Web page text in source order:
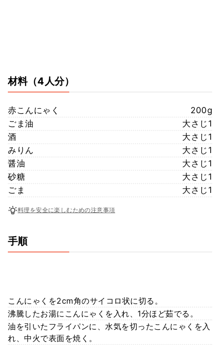
材料（4人分）
赤こんにゃく
200g
ごま油
大さじ1
酒
大さじ1
みりん
大さじ1
醤油
大さじ1
砂糖
大さじ1
ごま
大さじ1
料理を安全に楽しむための注意事項
手順
こんにゃくを2cm角のサイコロ状に切る。
沸騰したお湯にこんにゃくを入れ、1分ほど茹でる。
油を引いたフライパンに、水気を切ったこんにゃくを入
れ、中火で表面を焼く。